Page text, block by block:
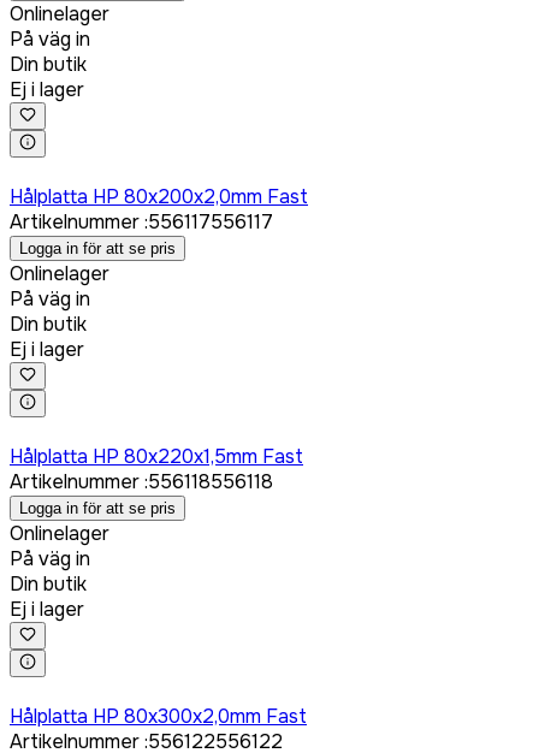
Onlinelager
På väg in
Din butik
Ej i lager
Hålplatta HP 80x200x2,0mm Fast
Artikelnummer:556117556117
Logga in för att se pris
Onlinelager
På väg in
Din butik
Ej i lager
Hålplatta HP 80x220x1,5mm Fast
Artikelnummer:556118556118
Logga in för att se pris
Onlinelager
På väg in
Din butik
Ej i lager
Hålplatta HP 80x300x2,0mm Fast
Artikelnummer:556122556122